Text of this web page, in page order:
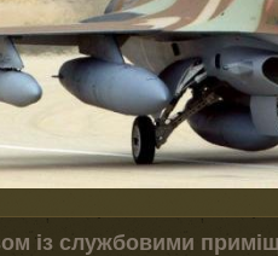
із службовими